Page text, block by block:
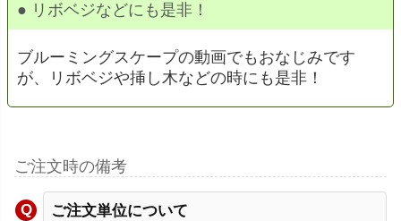
● リボベジなどにも是非！
ブルーミングスケープの動画でもおなじみです
が、リボベジや挿し木などの時にも是非！
ご注文時の備考
ご注文単位について